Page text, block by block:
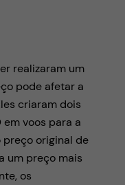
realizaram um
pode afetar a
criaram dois
voos para a
preço original de
um preço mais
os